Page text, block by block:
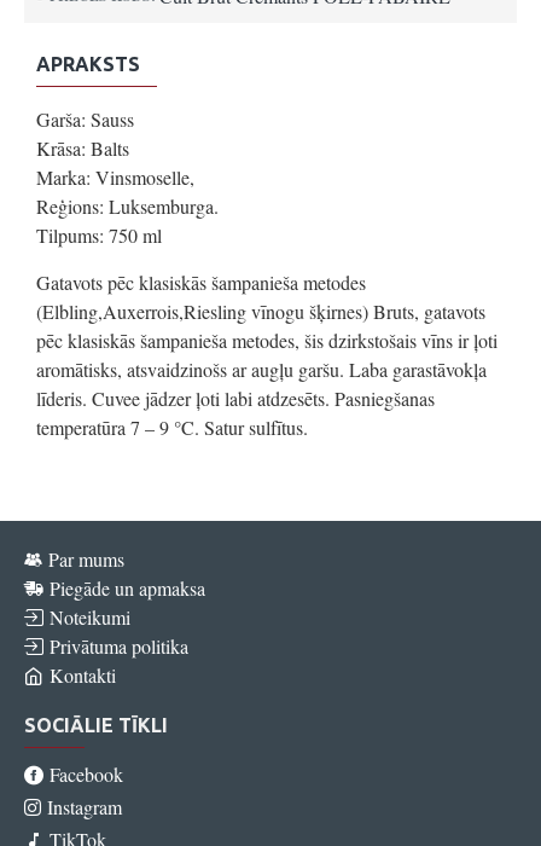
APRAKSTS
Garša: Sauss
Krāsa: Balts
Marka: Vinsmoselle,
Reģions: Luksemburga.
Tilpums: 750 ml
Gatavots pēc klasiskās šampanieša metodes
(Elbling,Auxerrois,Riesling vīnogu šķirnes) Bruts, gatavots
pēc klasiskās šampanieša metodes, šis dzirkstošais vīns ir ļoti
aromātisks, atsvaidzinošs ar augļu garšu. Laba garastāvokļa
līderis. Cuvee jādzer ļoti labi atdzesēts. Pasniegšanas
temperatūra 7 – 9 °C. Satur sulfītus.
Par mums
Piegāde un apmaksa
Noteikumi
Privātuma politika
Kontakti
SOCIĀLIE TĪKLI
Facebook
Instagram
TikTok